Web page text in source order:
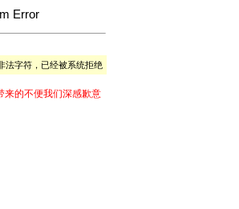
Error
法字符，已经被系统拒绝
来的不便我们深感歉意